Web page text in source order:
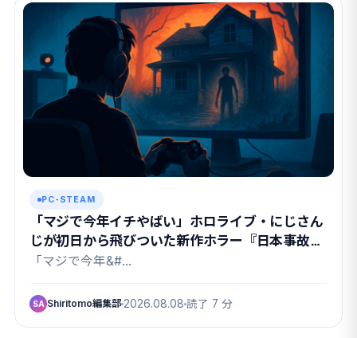
PC-STEAM
「マジで今年イチやばい」ホロライブ・にじさん
じが初日から飛びついた新作ホラー『日本事故物
件監視協会3』の中身
「マジで今年&#…
SA Shiritomo編集部 2026.08.08 読了 7 分